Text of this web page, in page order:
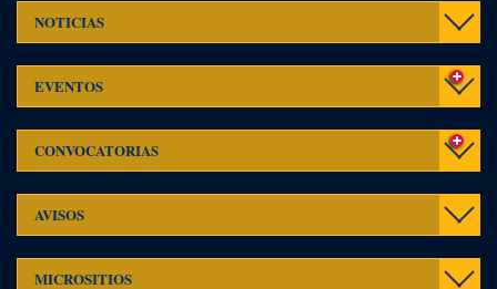
NOTICIAS
EVENTOS
CONVOCATORIAS
Avisos
AVISOS
MICROSITIOS